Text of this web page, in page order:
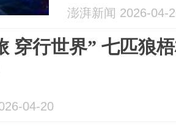
澎湃新闻 2026-04-
穿行世界” 七匹狼
04-20